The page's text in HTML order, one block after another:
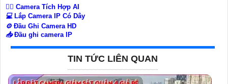
🧛‍♀️ Camera Tích Hợp AI
💻Lắp Camera IP Có Dây
⚙️Đầu Ghi Camera HD
📥Đầu ghi camera IP
TIN TỨC LIÊN QUAN